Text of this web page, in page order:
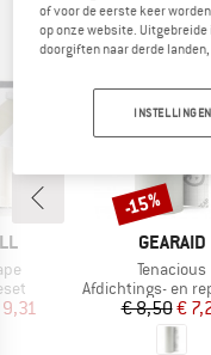
prijs
MERK
GEARAID
Artikel
Tenacious
Productgroep
Afdichtings- en
Prijs
€ 8,50€
Korting
-15%
of voor de eerste keer
op onze website.
doorgiften naar derde
INSTELLINGEN